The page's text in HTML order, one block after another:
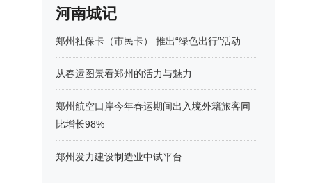
河南城记
郑州社保卡（市民卡） 推出“绿色出行”活动
从春运图景看郑州的活力与魅力
郑州航空口岸今年春运期间出入境外籍旅客同
比增长98%
郑州发力建设制造业中试平台